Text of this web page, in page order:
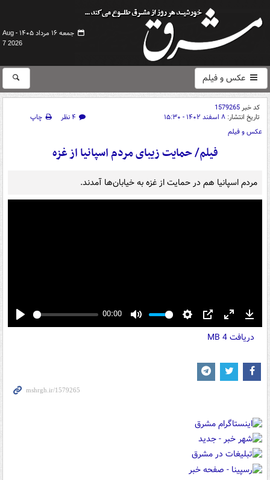
جمعه ۱۶ مرداد ۱۴۰۵ -
Aug
7 2026
عکس و فیلم
کد خبر1579265
تاریخ انتشار: ۸ اسفند ۱۴۰۲ - ۱۵:۳۰ ۴ نظر
چاپ
عکس و فیلم
فیلم/ حمایت زیبای مردم اسپانیا از غزه
مردم اسپانیا هم در حمایت از غزه به خیابان‌ها آمدند.
Play
00:00
Mute Settings
PIP Enter
fullscreen
دریافت4 MB